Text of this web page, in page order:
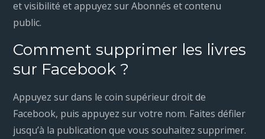
et visibilité et appuyez sur Abonnés et contenu
public.
Comment supprimer les livres
sur Facebook ?
Appuyez sur dans le coin supérieur droit de
Facebook, puis appuyez sur votre nom. Faites défiler
jusqu’à la publication que vous souhaitez supprimer.